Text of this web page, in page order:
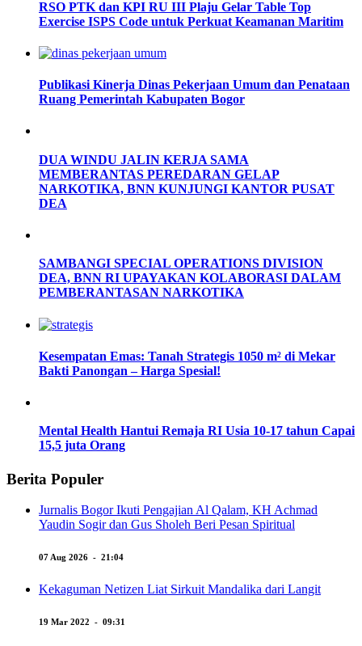
RSO PTK dan KPI RU III Plaju Gelar Table Top
Exercise ISPS Code untuk Perkuat Keamanan Maritim
Publikasi Kinerja Dinas Pekerjaan Umum dan Penataan
Ruang Pemerintah Kabupaten Bogor
DUA WINDU JALIN KERJA SAMA
MEMBERANTAS PEREDARAN GELAP
NARKOTIKA, BNN KUNJUNGI KANTOR PUSAT
DEA
SAMBANGI SPECIAL OPERATIONS DIVISION
DEA, BNN RI UPAYAKAN KOLABORASI DALAM
PEMBERANTASAN NARKOTIKA
Kesempatan Emas: Tanah Strategis 1050 m² di Mekar
Bakti Panongan – Harga Spesial!
Mental Health Hantui Remaja RI Usia 10-17 tahun Capai
15,5 juta Orang
Berita Populer
Jurnalis Bogor Ikuti Pengajian Al Qalam, KH Achmad
Yaudin Sogir dan Gus Sholeh Beri Pesan Spiritual
07 Aug 2026 - 21:04
Kekaguman Netizen Liat Sirkuit Mandalika dari Langit
19 Mar 2022 - 09:31